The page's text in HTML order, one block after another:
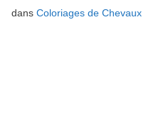
dans Coloriages de Chevaux